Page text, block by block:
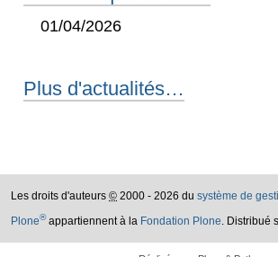
01/04/2026
Plus d'actualités…
Les droits d'auteurs © 2000 - 2026 du système de
Plone®appartiennent à la Fondation Plone. Distribué